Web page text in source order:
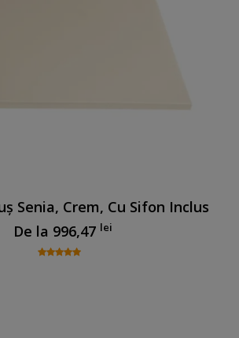
Senia, Crem, Cu Sifon Inclus
De la 996,47 lei